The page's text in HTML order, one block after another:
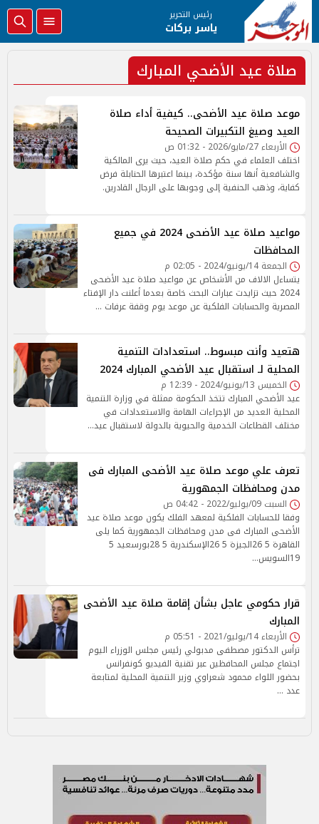
رئيس التحرير
ياسر بركات
صلاة عيد الأضحي المبارك
موعد صلاة عيد الأضحى.. كيفية أداء صلاة
العيد وصيغ التكبيرات الصحيحة
الأربعاء 27/مايو/2026 - 01:32 ص
اختلف العلماء في حكم صلاة العيد، حيث يرى المالكية
والشافعية أنها سنة مؤكدة، بينما اعتبرها الحنابلة فرض
كفاية، وذهب الحنفية إلى وجوبها على الرجال القادرين.
مواعيد صلاة عيد الأضحى 2024 في جميع
المحافظات
الجمعة 14/يونيو/2024 - 02:05 م
يتساءل الالاف من الأشخاص عن مواعيد صلاة عيد الأضحى
2024 حيث تزايدت عبارات البحث خاصة بعدما أعلنت دار الإفتاء
المصرية والحسابات الفلكية عن موعد يوم وقفة عرفات …
هتعيد وأنت مبسوط.. استعدادات التنمية
المحلية لـ استقبال عيد الأضحي المبارك 2024
الخميس 13/يونيو/2024 - 12:39 م
عيد الأضحي المبارك تتخذ الحكومة ممثلة في وزارة التنمية
المحلية العديد من الإجراءات الهامة والاستعدادات في
مختلف القطاعات الخدمية والحيوية بالدولة لاستقبال عيد…
تعرف علي موعد صلاة عيد الأضحى المبارك فى
مدن ومحافظات الجمهورية
السبت 09/يوليو/2022 - 04:42 ص
وفقا للحسابات الفلكية لمعهد الفلك يكون موعد صلاة عيد
الأضحى المبارك فى مدن ومحافظات الجمهورية كما يلى
القاهرة 5 26الجيزة 5 26الإسكندرية 5 28بورسعيد 5
19السويس…
قرار حكومي عاجل بشأن إقامة صلاة عيد الأضحى
المبارك
الأربعاء 14/يوليو/2021 - 05:51 م
ترأس الدكتور مصطفى مدبولي رئيس مجلس الوزراء اليوم
اجتماع مجلس المحافظين عبر تقنية الفيديو كونفرانس
بحضور اللواء محمود شعراوي وزير التنمية المحلية لمتابعة
عدد …